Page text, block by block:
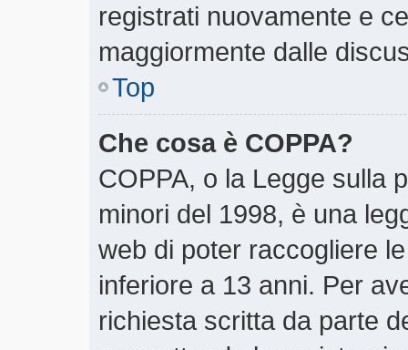
registrati nuovamente e
maggiormente dalle
Top
Che cosa è COPPA?
COPPA, o la Legge sulla
minori del 1998, è una
web di poter raccogliere
inferiore a 13 anni. Per
richiesta scritta da parte